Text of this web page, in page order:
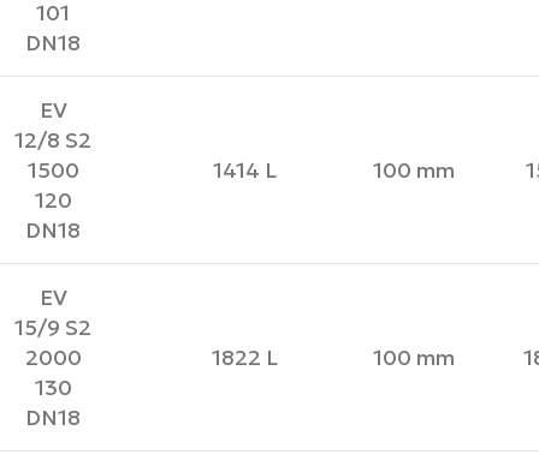
101
DN18
EV
12/8 S2
1500
120
DN18
1414 L 100 mm
EV
15/9 S2
2000
130
DN18
1822 L 100 mm